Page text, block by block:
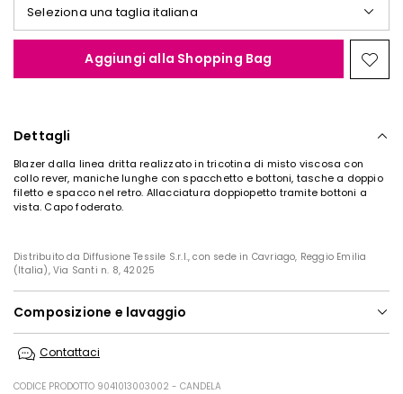
Seleziona una taglia italiana
Aggiungi alla Shopping Bag
nella
Dettagli
Blazer dalla linea dritta realizzato in tricotina di misto viscosa con
collo rever, maniche lunghe con spacchetto e bottoni, tasche a doppio
filetto e spacco nel retro. Allacciatura doppiopetto tramite bottoni a
vista. Capo foderato.
Distribuito da Diffusione Tessile S.r.l., con sede in Cavriago, Reggio Emilia
(Italia), Via Santi n. 8, 42025
Composizione e lavaggio
stirare a max 110; lavare a secco delicato con percloroetilene.
Tessuto 82% poliestere, 16% viscosa, 2% elastan; fodera 62% acetato,
Contattaci
CODICE PRODOTTO 9041013003002 - CANDELA